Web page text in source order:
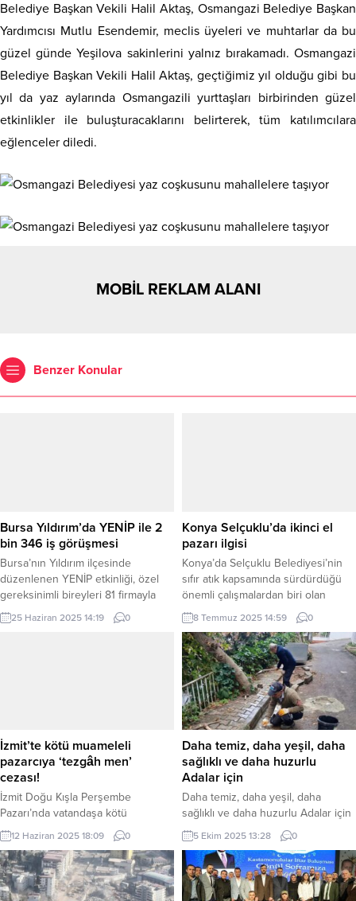
Belediye Başkan Vekili Halil Aktaş, Osmangazi Belediye Başkan
Yardımcısı Mutlu Esendemir, meclis üyeleri ve muhtarlar da bu
güzel günde Yeşilova sakinlerini yalnız bırakamadı. Osmangazi
Belediye Başkan Vekili Halil Aktaş, geçtiğimiz yıl olduğu gibi bu
yıl da yaz aylarında Osmangazili yurttaşları birbirinden güzel
etkinlikler ile buluşturacaklarını belirterek, tüm katılımcılara
eğlenceler diledi.
MOBİL REKLAM ALANI
Benzer Konular
Bursa Yıldırım’da YENİP ile 2
bin 346 iş görüşmesi
Bursa’nın Yıldırım ilçesinde
düzenlenen YENİP etkinliği, özel
gereksinimli bireyleri 81 firmayla
buluşturarak istihdama köprü
kurdu; 300’e yakın kişi iş fırsatına
düzenlenen YENİP –...
25 Haziran 2025 14:19 0
Konya Selçuklu’da ikinci el
pazarı ilgisi
Konya’da Selçuklu Belediyesi’nin
sıfır atık kapsamında sürdürdüğü
önemli çalışmalardan biri olan
Selçuklu 2.El Pazar, Yazır Kapalı
Pazar Yeri’nde 20. kez kurularak
vatandaşları ağırladı. KONYA (İGFA)
– Konya’nın Selçuklu ilçesinde
yerel belediyenin sıfır atıkta örnek
çalışmalarından olan Selçuklu 2.El
Pazarı 20. kez Yazır Kapalı Pazar
Alanı’nda kuruldu. Pazarda fincan
takımlarından, tabaklara,...
8 Temmuz 2025 14:59 0
İzmit’te kötü muameleli
pazarcıya ‘tezgâh men’
cezası!
İzmit Doğu Kışla Perşembe
Pazarı’nda vatandaşa kötü
muamelede bulunan bir pazarcı
esnafı, İzmit zabıta ekiplerinin
denetimi sonucu 1 hafta tezgâh
açmaktan men edildi KOCAELİ
(İGFA) – İzmit Belediyesi Zabıta
12 Haziran 2025 18:09 0
Daha temiz, daha yeşil, daha
sağlıklı ve daha huzurlu
Adalar için
Daha temiz, daha yeşil, daha
sağlıklı ve daha huzurlu Adalar için
çalışmaya devam ediyoruz. Adalar
Belediyesi Fen İşleri Müdürlüğü
Park ve Bahçeler Birimimiz,
Büyükada’da ağaç dikim
çalışmalarını sürdürerek doğamıza
5 Ekim 2025 13:28 0